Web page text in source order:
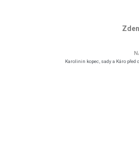
Karolinin kopec, sady a Káro před